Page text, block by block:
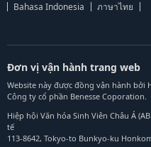
Bahasa Indonesia
ภาษาไทย
Đơn vị vận hành trang web
Website này được đồng vận hành bởi
Công ty cổ phần Benesse Coporation.
Hiệp hội Văn hóa Sinh Viên Châu Á
tế
113-8642, Tokyo-to Bunkyo-ku